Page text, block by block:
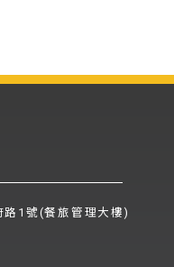
1號(餐旅管理大樓)